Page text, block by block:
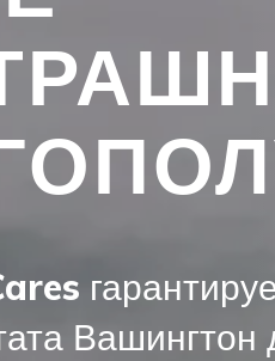
Вашингтон